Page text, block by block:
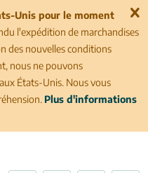
Unis pour le moment
l'expédition de marchandises
des nouvelles conditions
nous ne pouvons
États-Unis. Nous vous
Plus d'informations